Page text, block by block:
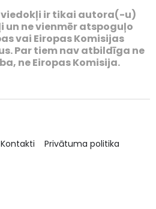
viedokļi ir tikai autora(-u)
un ne vienmēr atspoguļo
vai Eiropas Komisijas
Par tiem nav atbildīga ne
ne Eiropas Komisija.
Kontakti Privātuma politika